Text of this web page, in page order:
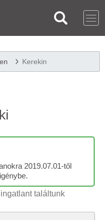
Kerekin
2019.07.01-től
találtunk